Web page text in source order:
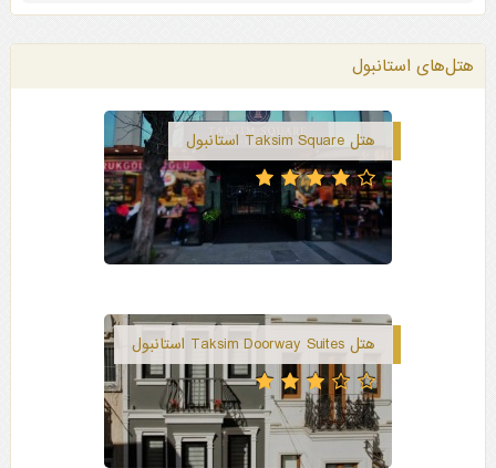
هتل‌های استانبول
هتل Taksim Square استانبول
هتل Taksim Doorway Suites استانبول